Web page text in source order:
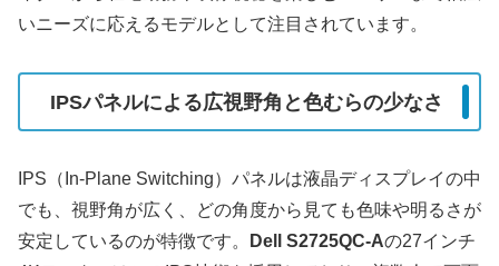
いニーズに応えるモデルとして注目されています。
IPSパネルによる広視野角と色むらの少なさ
IPS（In-Plane Switching）パネルは液晶ディスプレイの中
でも、視野角が広く、どの角度から見ても色味や明るさが
安定しているのが特徴です。
Dell S2725QC-Aの27インチ